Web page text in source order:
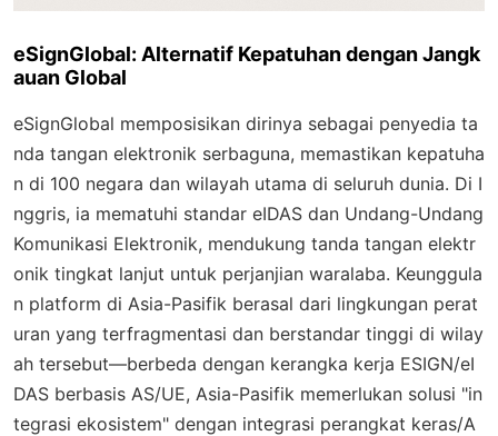
eSignGlobal: Alternatif Kepatuhan dengan Jangk
auan Global
eSignGlobal memposisikan dirinya sebagai penyedia ta
nda tangan elektronik serbaguna, memastikan kepatuha
n di 100 negara dan wilayah utama di seluruh dunia. Di I
nggris, ia mematuhi standar eIDAS dan Undang-Undang
Komunikasi Elektronik, mendukung tanda tangan elektr
onik tingkat lanjut untuk perjanjian waralaba. Keunggula
n platform di Asia-Pasifik berasal dari lingkungan perat
uran yang terfragmentasi dan berstandar tinggi di wilay
ah tersebut—berbeda dengan kerangka kerja ESIGN/eI
DAS berbasis AS/UE, Asia-Pasifik memerlukan solusi "in
tegrasi ekosistem" dengan integrasi perangkat keras/A